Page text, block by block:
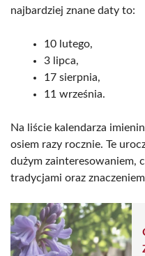
najbardziej znane daty to:
10 lutego,
3 lipca,
17 sierpnia,
11 września.
Na liście kalendarza imienin
osiem razy rocznie. Te
dużym zainteresowaniem,
tradycjami oraz